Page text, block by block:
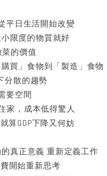
平日生活開始改變
小限度的物質就好
菜的價值
購買」食物到「製造」食物
分散的趨勢
要空間
家，成本低得驚人
算GDP下降又何妨
的真正意義 重新定義工作
開始重新思考